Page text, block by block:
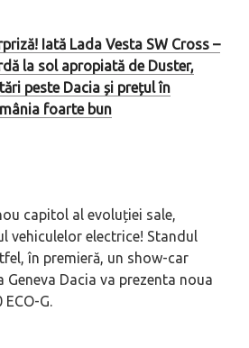
Iată Lada Vesta SW Cross –
la sol apropiată de Duster,
peste Dacia și prețul în
foarte bun
capitol al evoluției sale,
vehiculelor electrice! Standul
în premieră, un show-car
Geneva Dacia va prezenta noua
G.